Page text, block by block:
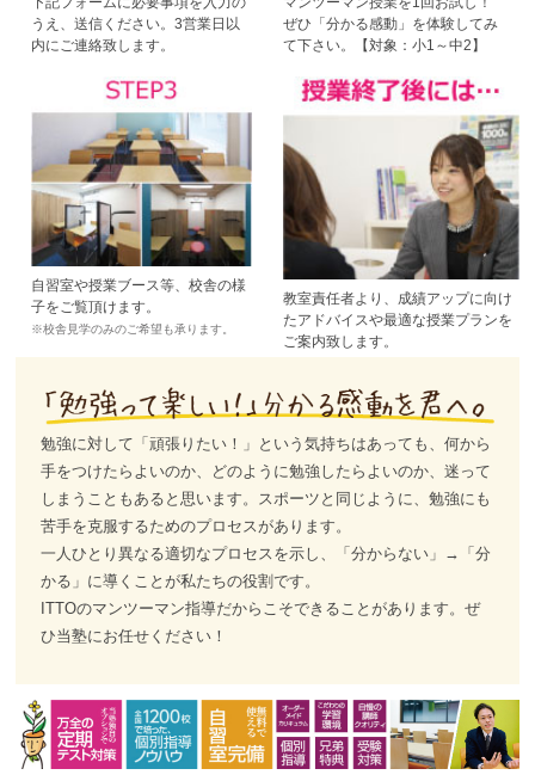
うえ、送信ください。3営業日以
内にご連絡致します。
ぜひ「分かる感動」を体験してみ
て下さい。【対象：小1～中2】
自習室や授業ブース等、校舎の様
子をご覧頂けます。
※校舎見学のみのご希望も承ります。
教室責任者より、成績アップに向け
たアドバイスや最適な授業プランを
ご案内致します。
勉強に対して「頑張りたい！」という気持ちはあっても、何から
手をつけたらよいのか、どのように勉強したらよいのか、迷って
しまうこともあると思います。スポーツと同じように、勉強にも
苦手を克服するためのプロセスがあります。
一人ひとり異なる適切なプロセスを示し、「分からない」→「分
かる」に導くことが私たちの役割です。
ITTOのマンツーマン指導だからこそできることがあります。ぜ
ひ当塾にお任せください！